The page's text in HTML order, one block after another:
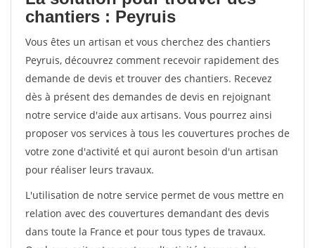
chantiers : Peyruis
Vous êtes un artisan et vous cherchez des chantiers
Peyruis, découvrez comment recevoir rapidement des
demande de devis et trouver des chantiers. Recevez
dès à présent des demandes de devis en rejoignant
notre service d'aide aux artisans. Vous pourrez ainsi
proposer vos services à tous les couvertures proches de
votre zone d'activité et qui auront besoin d'un artisan
pour réaliser leurs travaux.
L'utilisation de notre service permet de vous mettre en
relation avec des couvertures demandant des devis
dans toute la France et pour tous types de travaux.